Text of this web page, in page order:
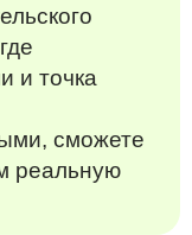
и точка
сможете
реальную